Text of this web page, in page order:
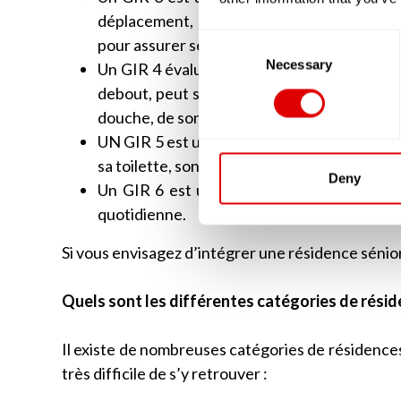
Consent
Necessary
Deny
déplacement, seront altérées. Cette
pour assurer ses soins corporels.
Un GIR 4 évaluera une personne âgée qui
debout, peut se déplacer sans problèmes.
douche, de son habillage et parfois lors des
UN GIR 5 est une personne autonome
sa toilette, son ménage ou préparer ses
Un GIR 6 est une personne âgée
quotidienne.
Si vous envisagez d’intégrer une résidence
Quels sont les différentes catégories de
Il existe de nombreuses catégories de
très difficile de s’y retrouver :